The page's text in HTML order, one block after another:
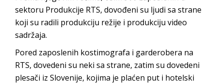
sektoru Produkcije RTS, dovođeni su ljudi sa strane
koji su radili produkciju režije i produkciju video
sadržaja.
Pored zaposlenih kostimografa i garderobera na
RTS, dovedeni su neki sa strane, zatim su dovedeni
plesači iz Slovenije, kojima je plaćen put i hotelski